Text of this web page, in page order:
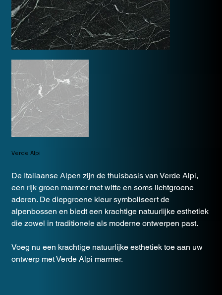
Verde Alpi
De Italiaanse Alpen zijn de thuisbasis van Verde Alpi,
een rijk groen marmer met witte en soms lichtgroene
aderen. De diepgroene kleur symboliseert de
alpenbossen en biedt een krachtige natuurlijke esthetiek
die zowel in traditionele als moderne ontwerpen past.
Voeg nu een krachtige natuurlijke esthetiek toe aan uw
ontwerp met Verde Alpi marmer.